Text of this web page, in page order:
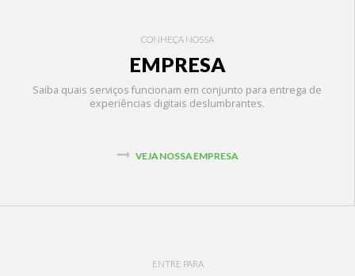
CONHEÇA NOSSA
EMPRESA
Saiba quais serviços funcionam em conjunto para entrega de
experiências digitais deslumbrantes.
VEJA NOSSA EMPRESA
ENTRE PARA